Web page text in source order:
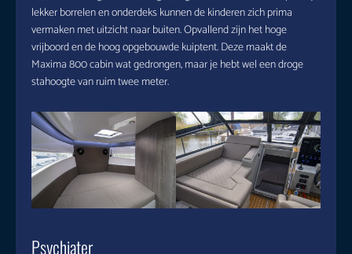
lekker borrelen en onderdeks kunnen de kinderen zich prima
vermaken met uitzicht naar buiten. Opvallend zijn het hoge
vrijboord en de hoog opgebouwde kuiptent. Deze maakt de
Maxima 800 cabin wat gedrongen, maar je hebt wel een droge
stahoogte van ruim twee meter.
Psychiater